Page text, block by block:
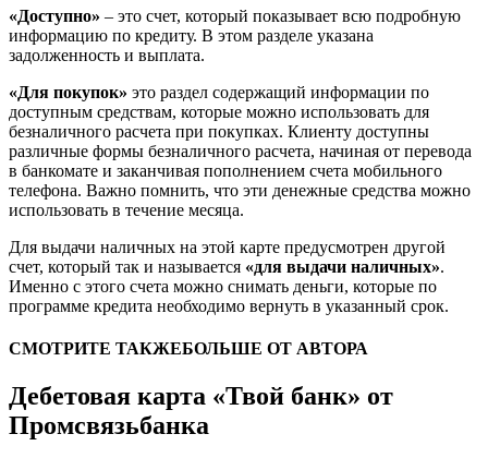
«Доступно» – это счет, который показывает всю подробную
информацию по кредиту. В этом разделе указана
задолженность и выплата.
«Для покупок» это раздел содержащий информации по
доступным средствам, которые можно использовать для
безналичного расчета при покупках. Клиенту доступны
различные формы безналичного расчета, начиная от перевода
в банкомате и заканчивая пополнением счета мобильного
телефона. Важно помнить, что эти денежные средства можно
использовать в течение месяца.
Для выдачи наличных на этой карте предусмотрен другой
счет, который так и называется «для выдачи наличных».
Именно с этого счета можно снимать деньги, которые по
программе кредита необходимо вернуть в указанный срок.
СМОТРИТЕ ТАКЖЕБОЛЬШЕ ОТ АВТОРА
Дебетовая карта «Твой банк» от
Промсвязьбанка